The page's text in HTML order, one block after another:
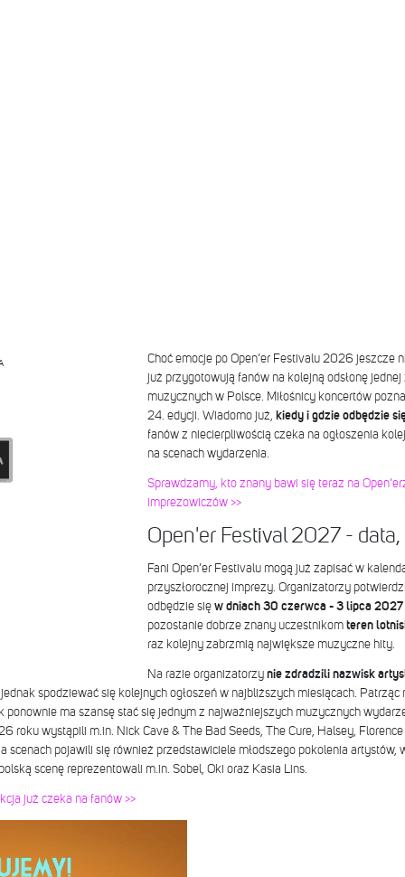
Choć emocje po Open’er Festivalu 2026 jeszcze
już przygotowują fanów na kolejną odsłonę
muzycznych w Polsce. Miłośnicy koncertów
24. edycji. Wiadomo już, kiedy i gdzie odbędzie
fanów z niecierpliwością czeka na ogłoszenia
na scenach wydarzenia.
Sprawdzamy, kto znany bawi się teraz na
imprezowiczów >>
Open'er Festival 2027 -
Fani Open’er Festivalu mogą już zapisać w
przyszłorocznej imprezy. Organizatorzy
odbędzie się w dniach 30 czerwca - 3 lipca 2027
pozostanie dobrze znany uczestnikom teren
raz kolejny zabrzmią największe muzyczne hity.
Na razie organizatorzy nie zdradzili nazwisk
spodziewać się kolejnych ogłoszeń w najbliższych miesiącach. Patrząc
ma szansę stać się jednym z najważniejszych muzycznych
roku wystąpili m.in. Nick Cave & The Bad Seeds, The Cure, Halsey,
scenach pojawili się również przedstawiciele młodszego pokolenia artystów,
scenę reprezentowali m.in. Sobel, Oki oraz Kasia Lins.
już czeka na fanów >>